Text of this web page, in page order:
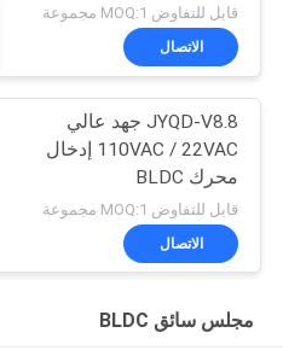
قابل للتفاوض MOQ:1 مجموعة
الاتصال
JYQD-V8.8 جهد عالي
110VAC / 22VAC إدخال
محرك BLDC
قابل للتفاوض MOQ:1 مجموعة
الاتصال
مجلس سائق BLDC